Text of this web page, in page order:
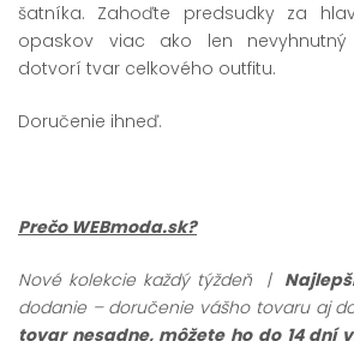
šatníka. Zahoďte predsudky za
opaskov viac ako len
dotvorí tvar celkového outfitu.
Doručenie ihneď.
Prečo WEBmoda.sk?
Nové kolekcie každý týždeň |
dodanie – doručenie vášho tovaru aj
tovar nesadne, môžete ho do 14 dní